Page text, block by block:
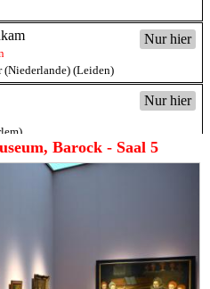
Nur hier
(Niederlande) (Leiden)
Nur hier
,
Barock - Saal 5